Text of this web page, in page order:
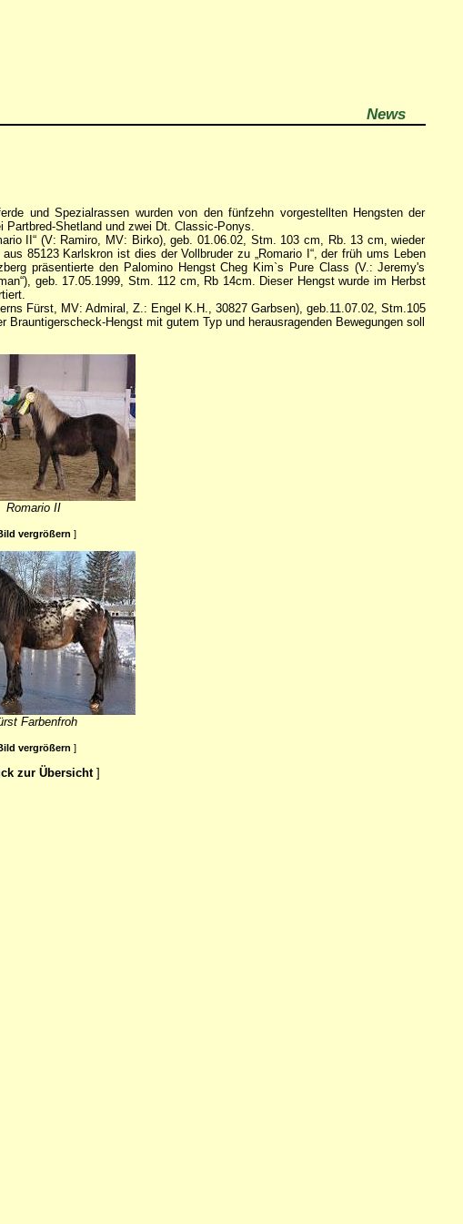
News
und Spezialrassen wurden von den fünfzehn vorgestellten Hengsten der
Shetland und zwei Dt. Classic-Ponys.
II“ (V: Ramiro, MV: Birko), geb. 01.06.02, Stm. 103 cm, Rb. 13 cm, wieder
85123 Karlskron ist dies der Vollbruder zu „Romario I“, der früh ums Leben
präsentierte den Palomino Hengst Cheg Kim`s Pure Class (V.: Jeremy's
geb. 17.05.1999, Stm. 112 cm, Rb 14cm. Dieser Hengst wurde im Herbst
Fürst, MV: Admiral, Z.: Engel K.H., 30827 Garbsen), geb.11.07.02, Stm.105
Hengst mit gutem Typ und herausragenden Bewegungen soll
Romario II
vergrößern ]
Farbenfroh
vergrößern ]
zur Übersicht]